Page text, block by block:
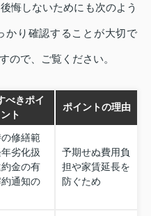
悔しないためにも次のよう
かり確認することが大切で
ので、ご覧ください。
べきポイ
ント
ポイントの理由
修繕範
劣化扱
金の有
通知の
予期せぬ費用負
担や家賃延長を
防ぐため